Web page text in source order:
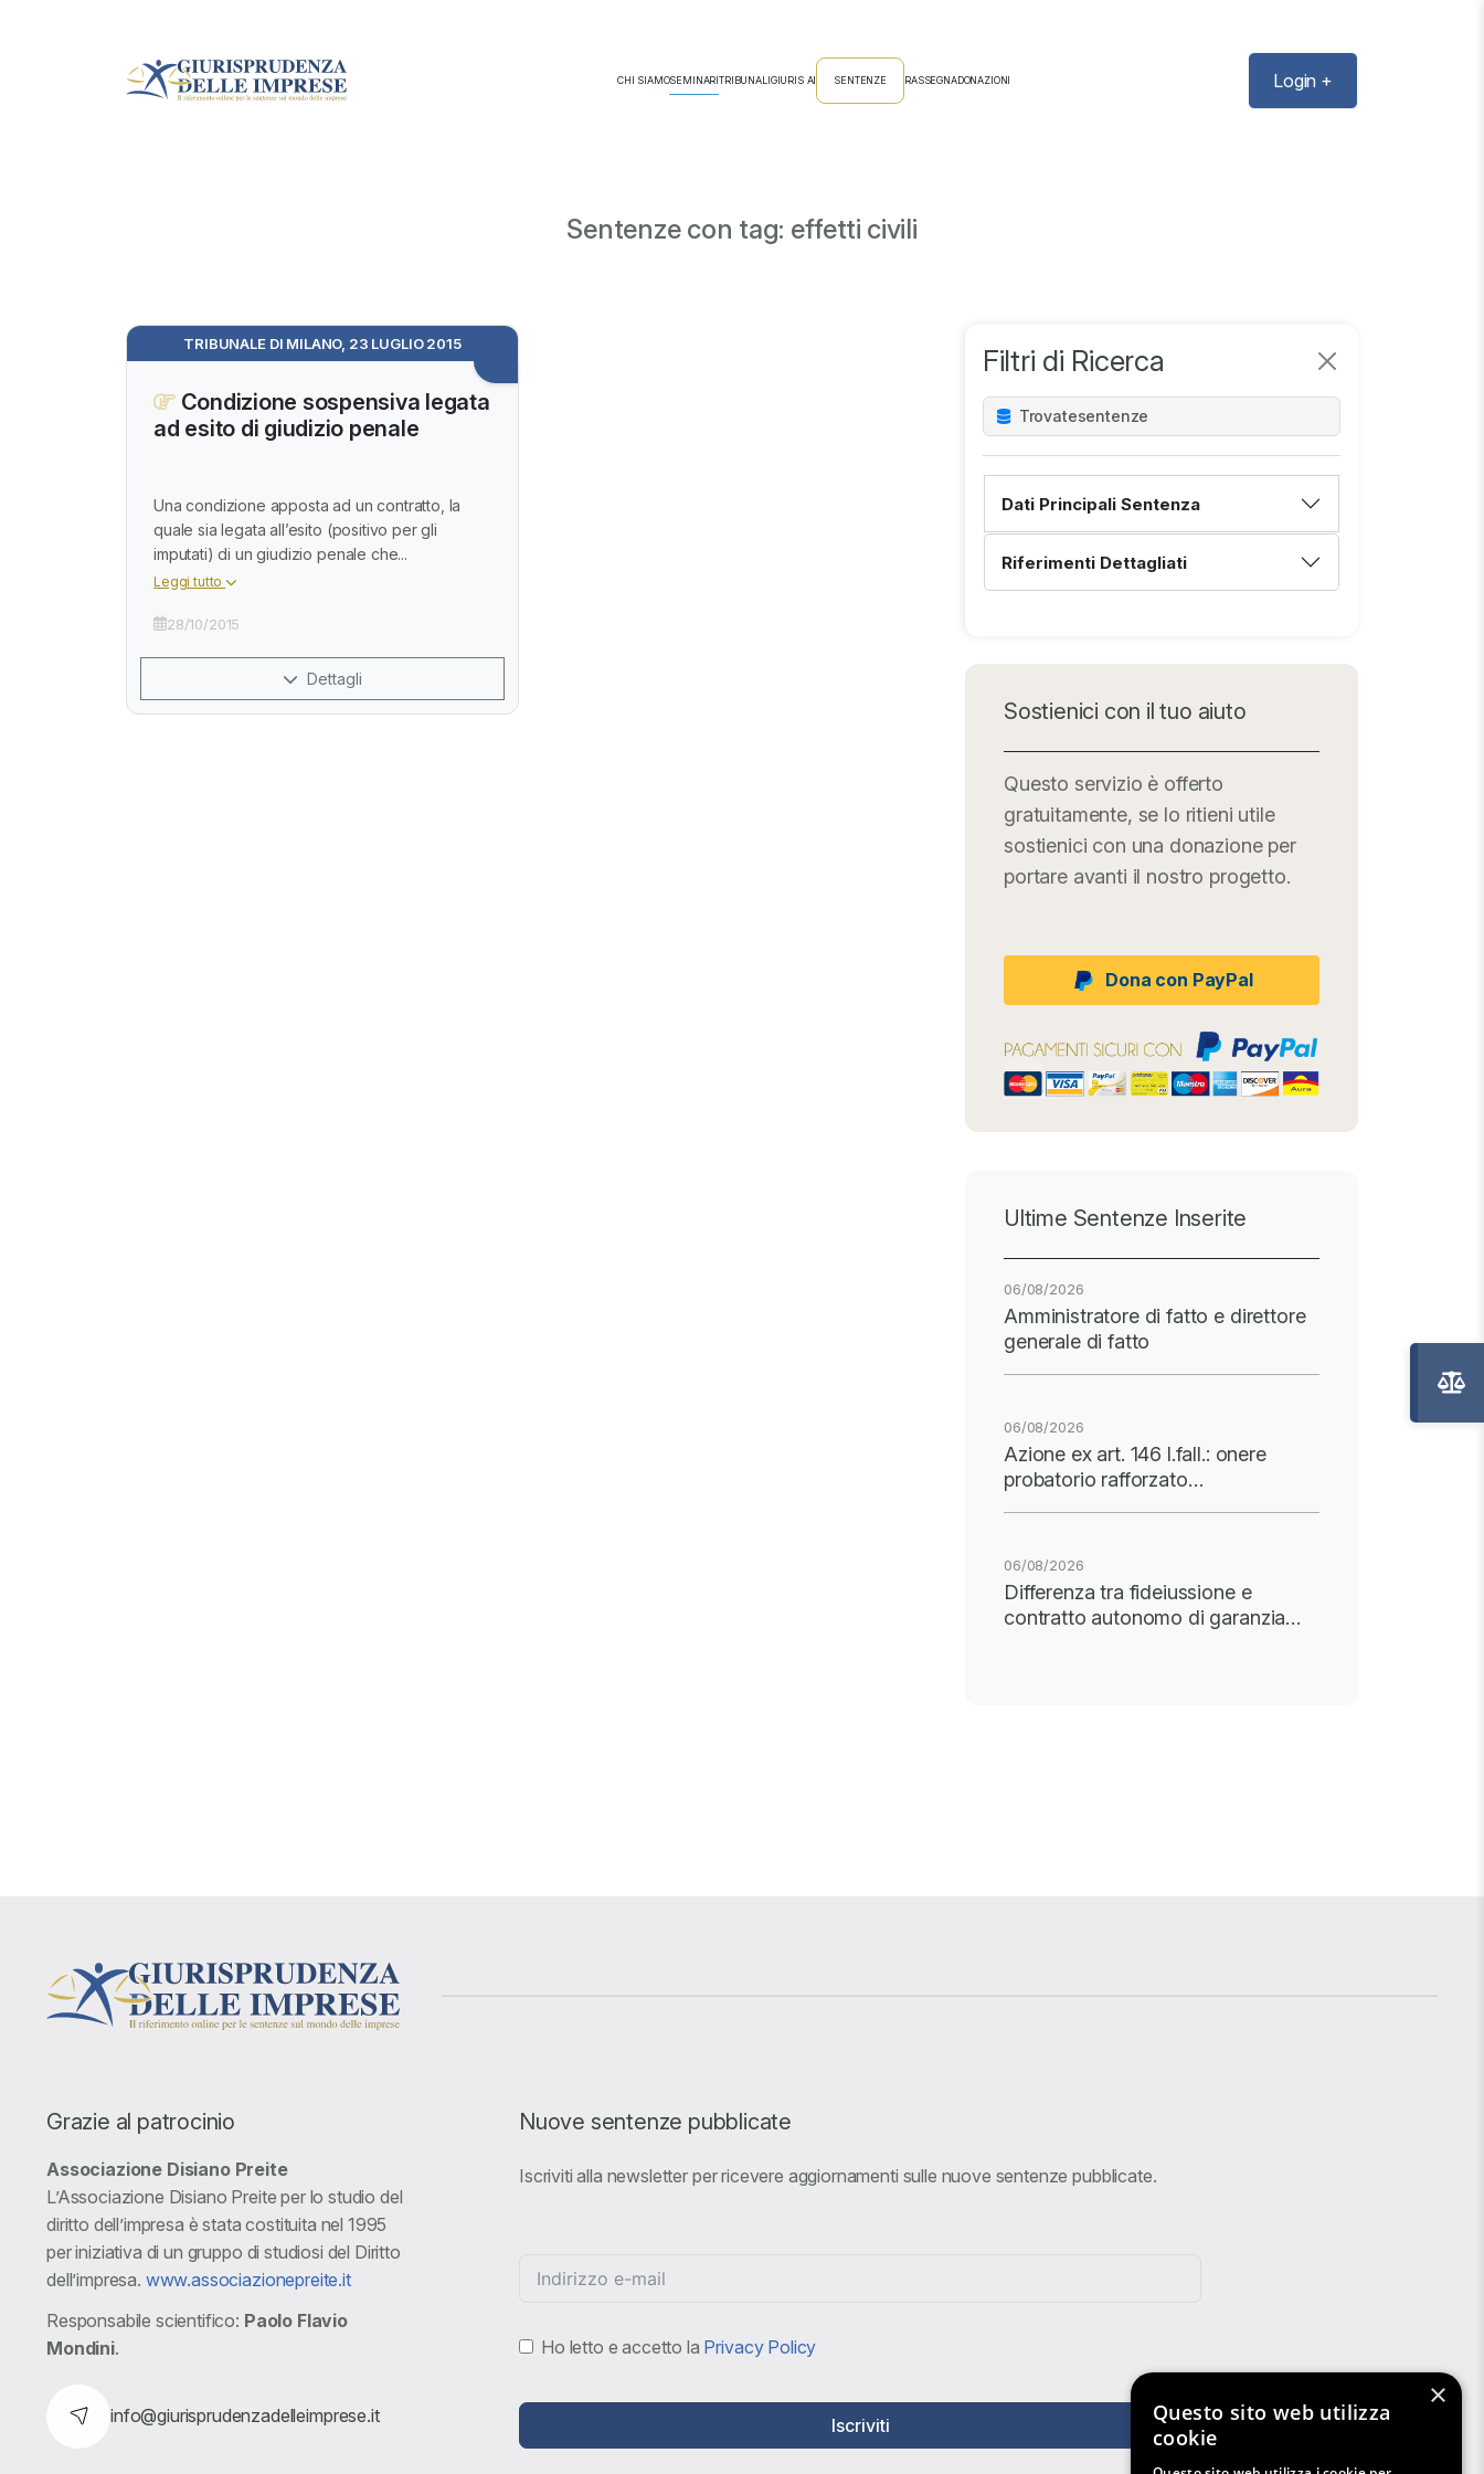
CHI SIAMOSEMINARITRIBUNALIGIURIS AI SENTENZE RASSEGNADONAZIONI Login +
Sentenze con tag: effetti civili
Filtri di Ricerca
Trovatesentenze
Dati Principali Sentenza
Riferimenti Dettagliati
Sostienici con il tuo aiuto
Questo servizio è offerto
gratuitamente, se lo ritieni utile
sostienici con una donazione per
portare avanti il nostro progetto.
Dona con PayPal
Ultime Sentenze Inserite
06/08/2026
Amministratore di fatto e direttore
generale di fatto
06/08/2026
Azione ex art. 146 l.fall.: onere
probatorio rafforzato…
06/08/2026
Differenza tra fideiussione e
contratto autonomo di garanzia…
TRIBUNALE DI MILANO, 23 LUGLIO 2015
Condizione sospensiva legata
ad esito di giudizio penale
Una condizione apposta ad un contratto, la
quale sia legata all’esito (positivo per gli
imputati) di un giudizio penale che...
Leggi tutto
28/10/2015
Dettagli
Grazie al patrocinio
Associazione Disiano Preite
L’Associazione Disiano Preite per lo studio del
diritto dell’impresa è stata costituita nel 1995
per iniziativa di un gruppo di studiosi del Diritto
dell’impresa. www.associazionepreite.it
Responsabile scientifico: Paolo Flavio
Mondini.
info@giurisprudenzadelleimprese.it
Nuove sentenze pubblicate
Iscriviti alla newsletter per ricevere aggiornamenti sulle nuove sentenze pubblicate.
Ho letto e accetto la Privacy Policy
Iscriviti
×
Questo sito web utilizza
cookie